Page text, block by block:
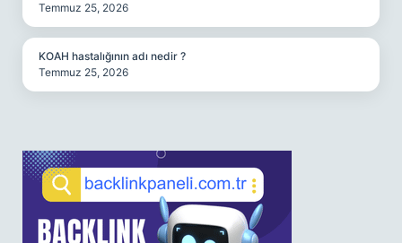
Temmuz 25, 2026
KOAH hastalığının adı nedir ?
Temmuz 25, 2026